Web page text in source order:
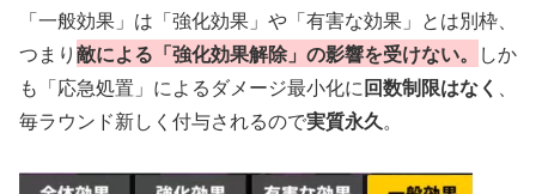
「一般効果」は「強化効果」や「有害な効果」とは別枠、
つまり敵による「強化効果解除」の影響を受けない。 しか
も「応急処置」によるダメージ最小化に回数制限はなく 、
毎ラウンド新しく付与されるので実質永久。